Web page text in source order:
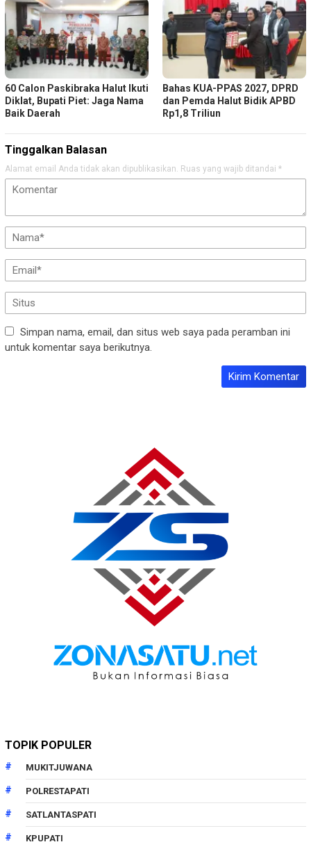
60 Calon Paskibraka Halut Ikuti
Diklat, Bupati Piet: Jaga Nama
Baik Daerah
Bahas KUA-PPAS 2027, DPRD
dan Pemda Halut Bidik APBD
Rp1,8 Triliun
Tinggalkan Balasan
Alamat email Anda tidak akan dipublikasikan. Ruas yang wajib ditandai *
Simpan nama, email, dan situs web saya pada peramban ini
untuk komentar saya berikutnya.
TOPIK POPULER
MUKITJUWANA
POLRESTAPATI
SATLANTASPATI
KPUPATI